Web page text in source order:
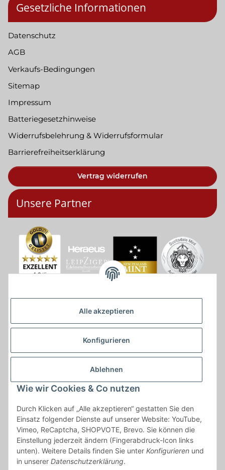
Alle akzeptieren
Konfigurieren
Ablehnen
Wie wir Cookies & Co nutzen
Durch Klicken auf „Alle akzeptieren“ gestatten Sie den
Einsatz folgender Dienste auf unserer Website: YouTube,
Vimeo, ReCaptcha, SHOPVOTE, Brevo. Sie können die
Einstellung jederzeit ändern (Fingerabdruck-Icon links
unten). Weitere Details finden Sie unter Konfigurieren und
in unserer Datenschutzerklärung.
Gesetzliche Informationen
Datenschutz
AGB
Verkaufs-Bedingungen
Sitemap
Impressum
Batteriegesetzhinweise
Widerrufsbelehrung & Widerrufsformular
Barrierefreiheitserklärung
Vertrag widerrufen
Unsere Partner
* * Lieferzeiten gelten ab Zahlungseingang und innerhalb
Deutschland.Irrtümer vorbehalten. Angaben zur
Auflagenhöhe, Durchmesser, etc. werden nicht garantiert. Der
Kaufvertrag bleibt davon unbetroffen. Alle angegebenen Preise
sind incl. der gesetzlichen UST und, zzgl.Versand| Das Angebot
"kostenlose Lieferung" bezieht sich aussließlich auf den